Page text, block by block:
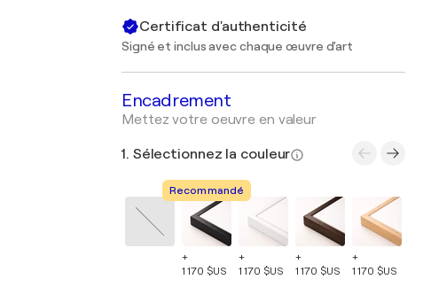
Certificat d'authenticité
Signé et inclus avec chaque œuvre d'art
Encadrement
Mettez votre oeuvre en valeur
1. Sélectionnez la couleur
Recommandé
+
1 170 $US
+
1 170 $US
+
1 170 $US
+
1 170 $US